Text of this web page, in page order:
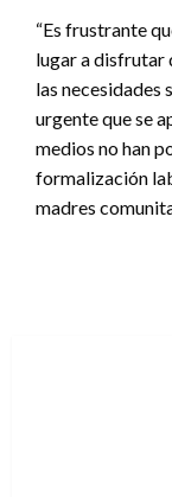
“Es frustrante
lugar a disfrutar
las necesidades
urgente que se
medios no han
formalización
madres